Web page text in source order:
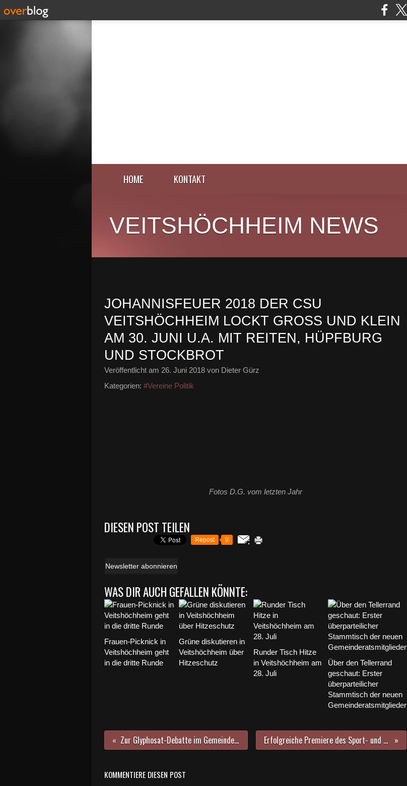
HOME KONTAKT
VEITSHÖCHHEIM NEWS
JOHANNISFEUER 2018 DER CSU
VEITSHÖCHHEIM LOCKT GROSS UND KLEIN A
M 30. JUNI U.A. MIT REITEN, HÜPFBURG U
ND STOCKBROT
Veröffentlicht am 26. Juni 2018 von Dieter Gürz
Kategorien: #Vereine Politik
Fotos D.G. vom letzten Jahr
DIESEN POST TEILEN
Repost 0
Newsletter abonnieren
WAS DIR AUCH GEFALLEN KÖNNTE:
Frauen-Picknick in
Veitshöchheim geht
in die dritte Runde
Grüne diskutieren in
Veitshöchheim über
Hitzeschutz
Runder Tisch Hitze
in Veitshöchheim am
28. Juli
Über den Tellerrand
geschaut: Erster
überparteilicher
Stammtisch der neuen
Gemeinderatsmitglieder
Zur Glyphosat-Debatte im Gemeinderat: Andrea Eichhorn bietet öffentlichen Vortrag über die positiven Eigenschaften von Unkräutern an Erfolgreiche Premiere des Sport- und Gesundheitstages in der Veitshöchheimer Kaserne für Angehörige der Bundeswehr und der Bundespolizei
KOMMENTIERE DIESEN POST